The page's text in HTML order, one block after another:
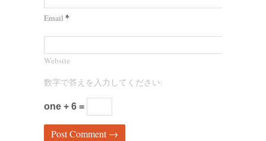
Email *
Website
数字で答えを入力してください:
one + 6 =